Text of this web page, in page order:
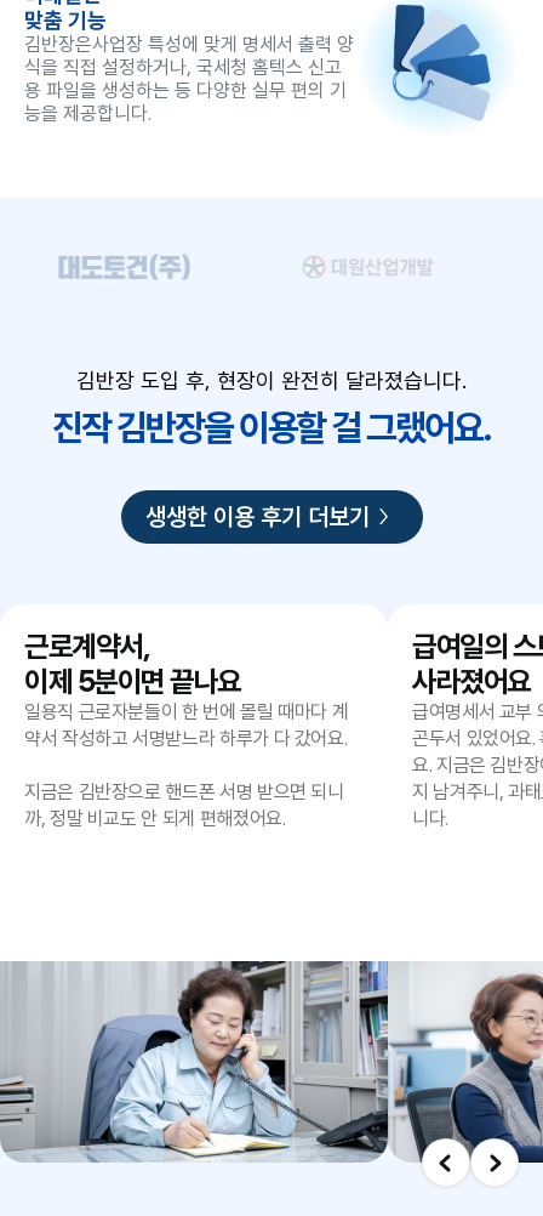
맞춤 기능
김반장은사업장 특성에 맞게 명세서 출력 양
식을 직접 설정하거나, 국세청 홈텍스 신고
용 파일을 생성하는 등 다양한 실무 편의 기
능을 제공합니다.
김반장 도입 후, 현장이 완전히 달라졌습니다.
진작 김반장을 이용할 걸 그랬어요.
생생한 이용 후기 더보기
근로계약서,
이제 5분이면 끝나요
일용직 근로자분들이 한 번에 몰릴 때마다 계
약서 작성하고 서명받느라 하루가 다 갔어요.
지금은 김반장으로 핸드폰 서명 받으면 되니
까, 정말 비교도 안 되게 편해졌어요.
급여일의
사라졌어요
급여명세서 교부
곤두서 있었어요.
요. 지금은 김반
지 남겨주니, 과
니다.